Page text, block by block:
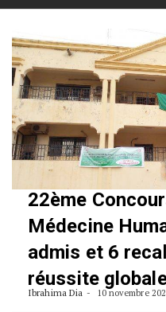
content
22ème
Médecine
admis et 6
réussite
Ibrahima Dia 10 novembre